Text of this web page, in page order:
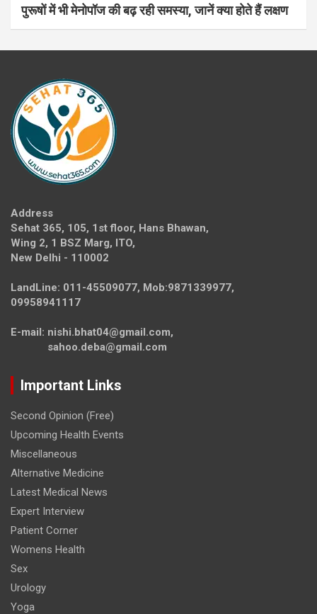
पुरूषों में भी मेनोपॉज की बढ़ रही समस्या, जानें क्या होते हैं लक्षण
Address
Sehat 365, 105, 1st floor, Hans Bhawan,
Wing 2, 1 BSZ Marg, ITO,
New Delhi - 110002
LandLine: 011-45509077, Mob:9871339977,
09958941117
E-mail: nishi.bhat04@gmail.com,
sahoo.deba@gmail.com
Important Links
Second Opinion (Free)
Upcoming Health Events
Miscellaneous
Alternative Medicine
Latest Medical News
Expert Interview
Patient Corner
Womens Health
Sex
Urology
Yoga